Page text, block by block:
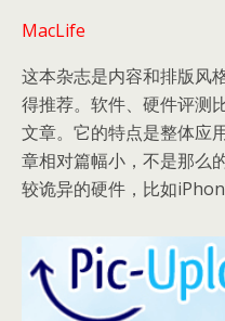
MacLife
这本杂志是内容和排版风
得推荐。软件、硬件评测
文章。它的特点是整体应
章相对篇幅小，不是那么
较诡异的硬件，比如